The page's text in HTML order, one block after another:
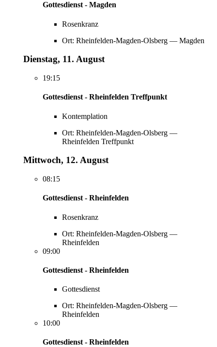
Gottesdienst - Magden
Rosenkranz
Ort: Rheinfelden-Magden-Olsberg — Magden
Dienstag, 11. August
19:15
Gottesdienst - Rheinfelden Treffpunkt
Kontemplation
Ort: Rheinfelden-Magden-Olsberg —
Rheinfelden Treffpunkt
Mittwoch, 12. August
08:15
Gottesdienst - Rheinfelden
Rosenkranz
Ort: Rheinfelden-Magden-Olsberg —
Rheinfelden
09:00
Gottesdienst - Rheinfelden
Gottesdienst
Ort: Rheinfelden-Magden-Olsberg —
Rheinfelden
10:00
Gottesdienst - Rheinfelden